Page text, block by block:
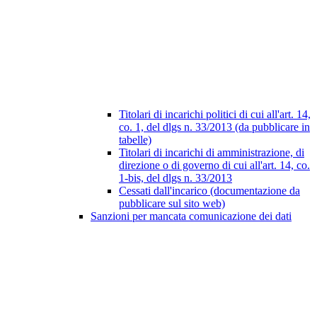
Titolari di incarichi politici di cui all'art. 14,
co. 1, del dlgs n. 33/2013 (da pubblicare in
tabelle)
Titolari di incarichi di amministrazione, di
direzione o di governo di cui all'art. 14, co.
1-bis, del dlgs n. 33/2013
Cessati dall'incarico (documentazione da
pubblicare sul sito web)
Sanzioni per mancata comunicazione dei dati